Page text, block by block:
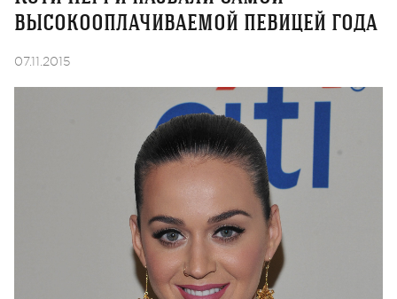
высокооплачиваемой певицей года
07.11.2015